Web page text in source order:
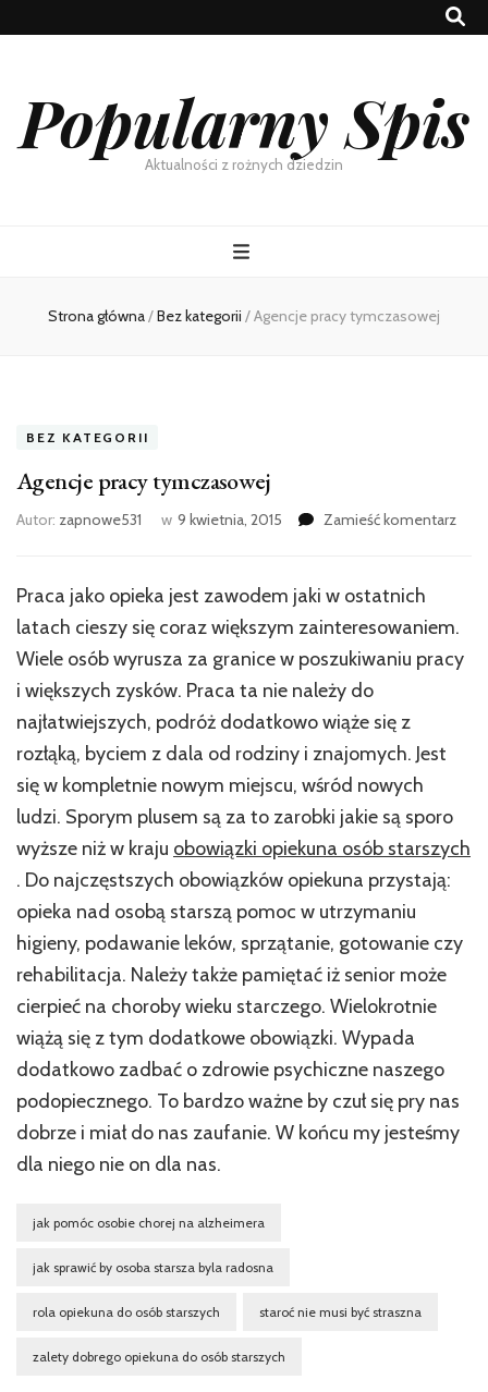
Popularny Spis
Aktualności z rożnych dziedzin
Strona główna/Bez kategorii /Agencje pracy tymczasowej
BEZ KATEGORII
Agencje pracy tymczasowej
Autor: zapnowe531 w 9 kwietnia, 2015 Zamieść komentarz
Praca jako opieka jest zawodem jaki w ostatnich
latach cieszy się coraz większym zainteresowaniem.
Wiele osób wyrusza za granice w poszukiwaniu pracy
i większych zysków. Praca ta nie należy do
najłatwiejszych, podróż dodatkowo wiąże się z
rozłąką, byciem z dala od rodziny i znajomych. Jest
się w kompletnie nowym miejscu, wśród nowych
ludzi. Sporym plusem są za to zarobki jakie są sporo
wyższe niż w kraju obowiązki opiekuna osób starszych
. Do najczęstszych obowiązków opiekuna przystają:
opieka nad osobą starszą pomoc w utrzymaniu
higieny, podawanie leków, sprzątanie, gotowanie czy
rehabilitacja. Należy także pamiętać iż senior może
cierpieć na choroby wieku starczego. Wielokrotnie
wiążą się z tym dodatkowe obowiązki. Wypada
dodatkowo zadbać o zdrowie psychiczne naszego
podopiecznego. To bardzo ważne by czuł się pry nas
dobrze i miał do nas zaufanie. W końcu my jesteśmy
dla niego nie on dla nas.
jak pomóc osobie chorej na alzheimera
jak sprawić by osoba starsza byla radosna
rola opiekuna do osób starszych staroć nie musi być straszna
zalety dobrego opiekuna do osób starszych